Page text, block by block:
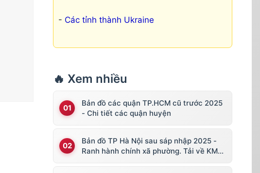
Các tỉnh thành Ukraine
🔥 Xem nhiều
Bản đồ các quận TP.HCM cũ trước 2025
- Chi tiết các quận huyện
Bản đồ TP Hà Nội sau sáp nhập 2025 -
Ranh hành chính xã phường. Tải về KML,